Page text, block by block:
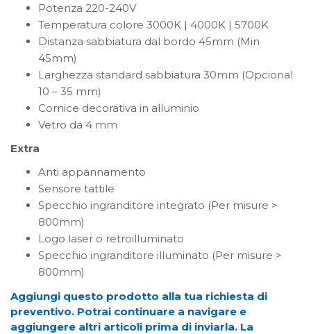
Potenza 220-240V
Temperatura colore 3000K | 4000K | 5700K
Distanza sabbiatura dal bordo 45mm (Min
45mm)
Larghezza standard sabbiatura 30mm (Opcional
10 – 35 mm)
Cornice decorativa in alluminio
Vetro da 4 mm
Extra
Anti appannamento
Sensore tattile
Specchio ingranditore integrato (Per misure >
800mm)
Logo laser o retroilluminato
Specchio ingranditore illuminato (Per misure >
800mm)
Aggiungi questo prodotto alla tua richiesta di
preventivo. Potrai continuare a navigare e
aggiungere altri articoli prima di inviarla. La